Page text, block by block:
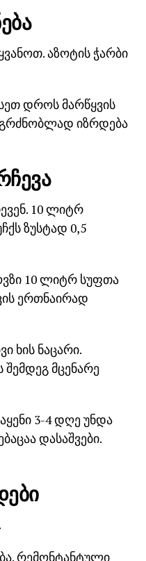
აზოტის ჭარბი
დროს მარწყვის
იზრდება
10 ლიტრ
ზუსტად 0,5
10 ლიტრ სუფთა
ერთნაირად
ხის ნაცარი.
მცენარე
3-4 დღე უნდა
დასაშვები.
რემონტანტული